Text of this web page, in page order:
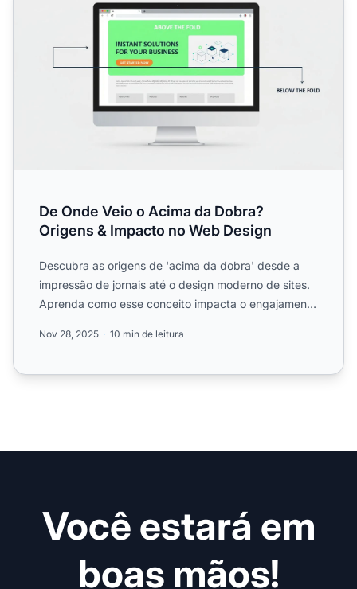
De Onde Veio o Acima da Dobra?
Origens & Impacto no Web Design
Descubra as origens de 'acima da dobra' desde a
impressão de jornais até o design moderno de sites.
Aprenda como esse conceito impacta o engajamento
Nov 28, 2025 10 min de leitura
Você estará em
boas mãos!